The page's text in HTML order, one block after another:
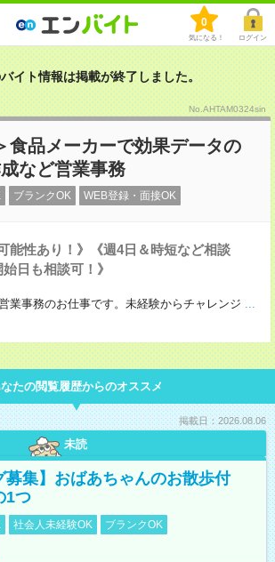
0
気になる！ ログイン
イト情報は掲載が終了しました。
No.AHTAM0324sin
食品メーカーで効果データの
など営業事務
ブランクOK WEB登録・面接OK
能性あり！》《週4日＆時短など相談
日も相談可！》
業事務のお仕事です。未経験からチャレンジ ...
たの閲覧履歴からのオススメ
掲載日：2026.08.06
未読
募集】おばあちゃんのお散歩付
1つ
社会人未経験OK
ブランクOK